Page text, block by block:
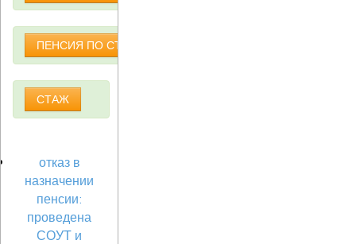
ПЕНСИЯ ПО СТАРОСТИ
СТАЖ
отказ в
назначении
пенсии:
проведена
СОУТ и